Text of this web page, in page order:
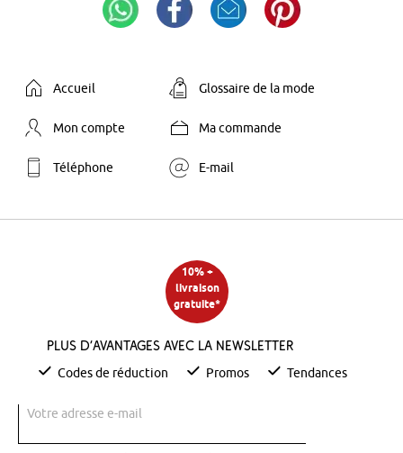
Accueil Glossaire de la mode
Mon compte Ma commande
Téléphone E-mail
10% +
livraison
gratuite*
Plus d’avantages avec la newsletter
Codes de réduction Promos Tendances
Votre adresse e-mail